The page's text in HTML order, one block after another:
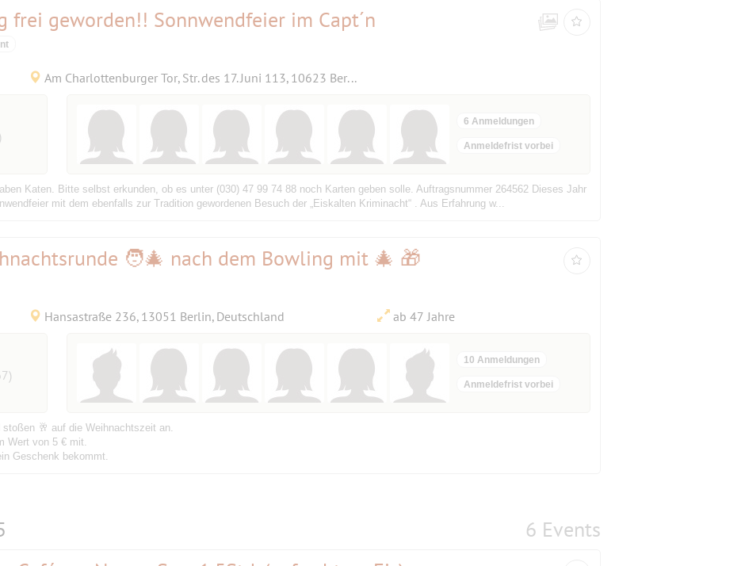
geworden!! Sonnwendfeier im Capt´n
Am Charlottenburger Tor, Str. des 17. Juni 113, 10623 Berlin, Deutschland
6 Anmeldungen
Anmeldefrist vorbei
Katen. Bitte selbst erkunden, ob es unter (030) 47 99 74 88 noch Karten geben solle. Auftragsnummer 264562 Dieses Jahr
mit dem ebenfalls zur Tradition gewordenen Besuch der „Eiskalten Kriminacht“ . Aus Erfahrung w...
🧑‍🎄 nach dem Bowling mit 🎄 🎁
Hansastraße 236, 13051 Berlin, Deutschland ab 47 Jahre
10 Anmeldungen
Anmeldefrist vorbei
🥂 auf die Weihnachtszeit an.
Wert von 5 € mit.
Geschenk bekommt.
6 Events